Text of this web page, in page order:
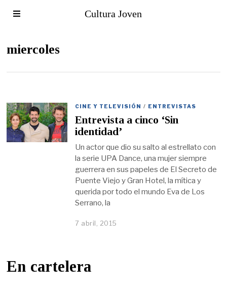
Cultura Joven
miercoles
CINE Y TELEVISIÓN / ENTREVISTAS
Entrevista a cinco ‘Sin
identidad’
Un actor que dio su salto al estrellato con
la serie UPA Dance, una mujer siempre
guerrera en sus papeles de El Secreto de
Puente Viejo y Gran Hotel, la mítica y
querida por todo el mundo Eva de Los
Serrano, la
7 abril, 2015
En cartelera